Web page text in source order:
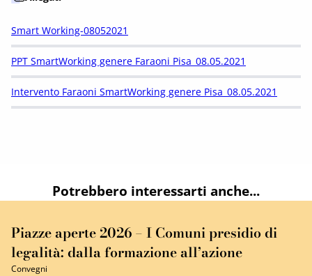
Smart Working-08052021
PPT SmartWorking genere Faraoni Pisa_08.05.2021
Intervento Faraoni SmartWorking genere Pisa_08.05.2021
Potrebbero interessarti anche...
Piazze aperte 2026 – I Comuni presidio di
legalità: dalla formazione all’azione
Convegni